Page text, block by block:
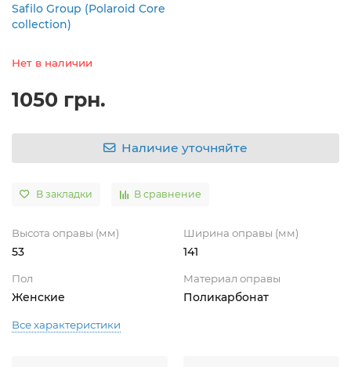
Safilo Group (Polaroid Core
collection)
Нет в наличии
1050 грн.
Наличие уточняйте
В закладки В сравнение
Высота оправы (мм)
53
Ширина оправы (мм)
141
Пол
Женские
Материал оправы
Поликарбонат
Все характеристики